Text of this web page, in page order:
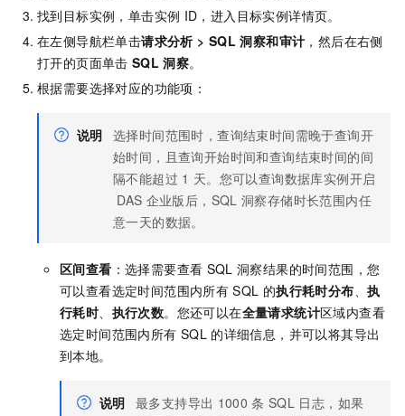
找到目标实例，单击实例 ID，进入目标实例详情页。
在左侧导航栏单击请求分析>SQL 洞察和审计 ，然后在右侧
打开的页面单击 SQL 洞察。
根据需要选择对应的功能项：
说明 选择时间范围时，查询结束时间需晚于查询开
始时间，且查询开始时间和查询结束时间的间
隔不能超过 1 天。您可以查询数据库实例开启
DAS 企业版 后，SQL 洞察存储时长范围内任
意一天的数据。
区间查看 ：选择需要查看 SQL 洞察结果的时间范围，您
可以查看选定时间范围内所有 SQL 的执行耗时分布
执
行耗时
执行次数。您还可以在全量请求统计区域内查看
选定时间范围内所有 SQL 的详细信息，并可以将其导出
到本地。
说明 最多支持导出 1000 条 SQL 日志，如果